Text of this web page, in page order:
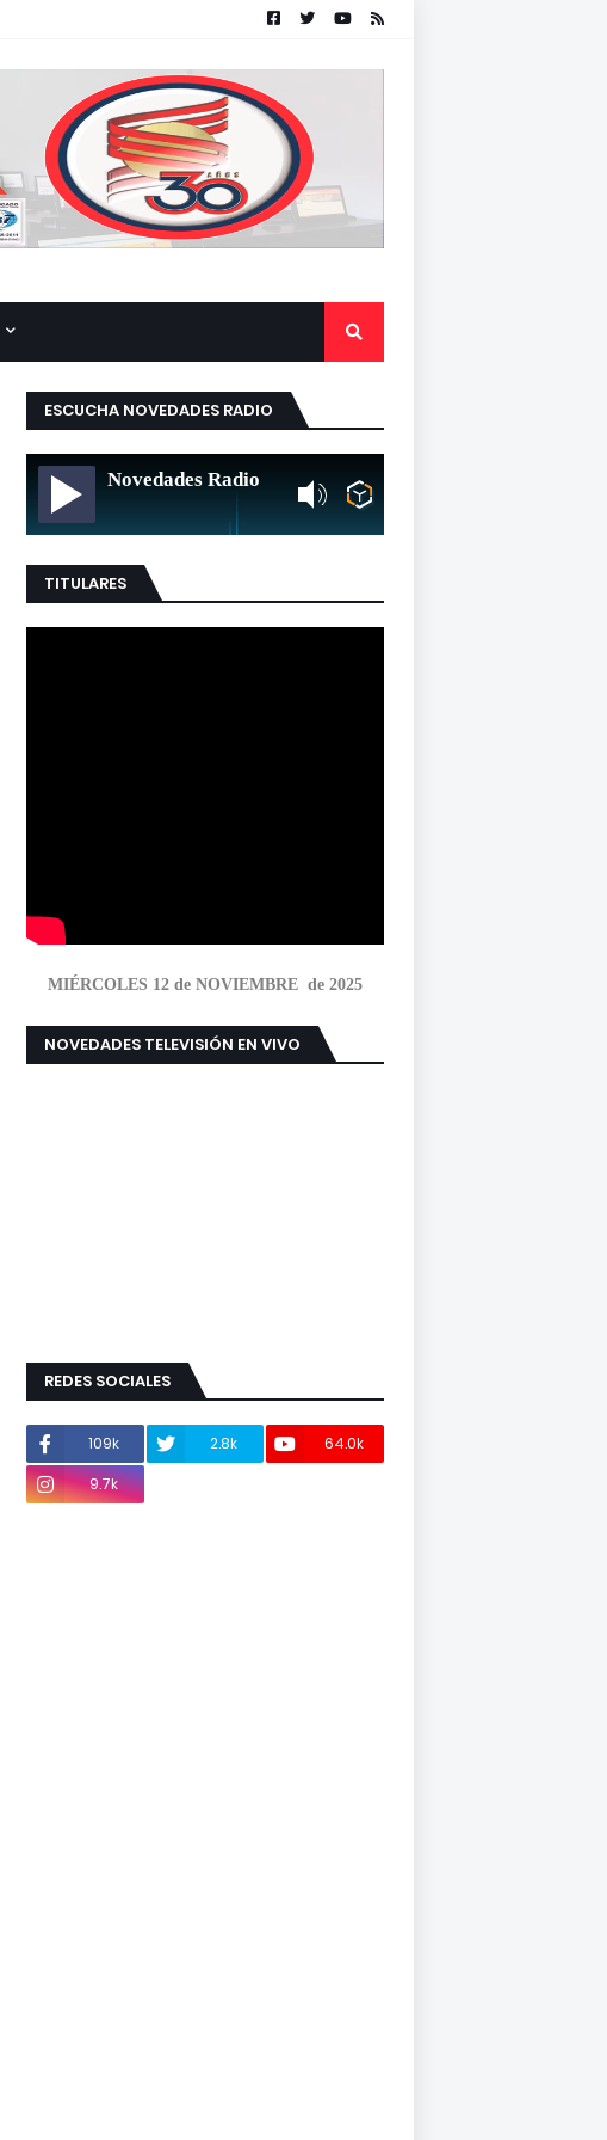
ESCUCHA NOVEDADES RADIO
Novedades Radio
TITULARES
MIÉRCOLES 12 de NOVIEMBRE de 2025
NOVEDADES TELEVISIÓN EN VIVO
REDES SOCIALES
109k 2.8k
64.0k
9.7k